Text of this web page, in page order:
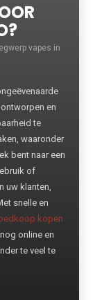
vapes in
en
te
waaronder
bent naar een
of
uw klanten,
snelle en
kopen
online en
te veel te